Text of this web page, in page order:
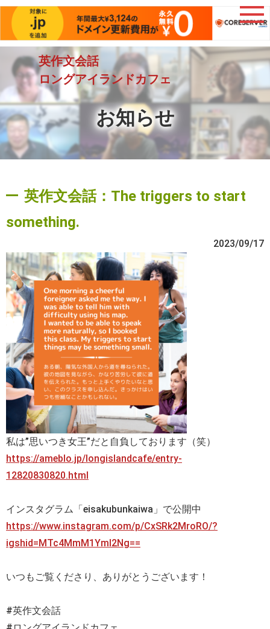
英作文会話
ロングアイランドカフェ
お知らせ
英作文会話：The triggers to start
something.
2023/09/17
私は”思いつき女王”だと自負しております（笑）
https://ameblo.jp/longislandcafe/entry-
12820830820.html
インスタグラム「eisakubunkaiwa」で公開中
https://www.instagram.com/p/CxSRk2MroRO/?
igshid=MTc4MmM1YmI2Ng==
いつもご覧くださり、ありがとうございます！
#英作文会話